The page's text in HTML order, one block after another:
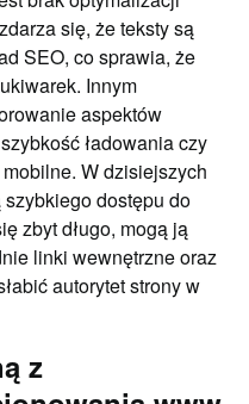
się, że teksty są
SEO, co sprawia, że
Innym
aspektów
ładowania czy
W dzisiejszych
dostępu do
zbyt długo, mogą ją
linki wewnętrzne oraz
autorytet strony w
z